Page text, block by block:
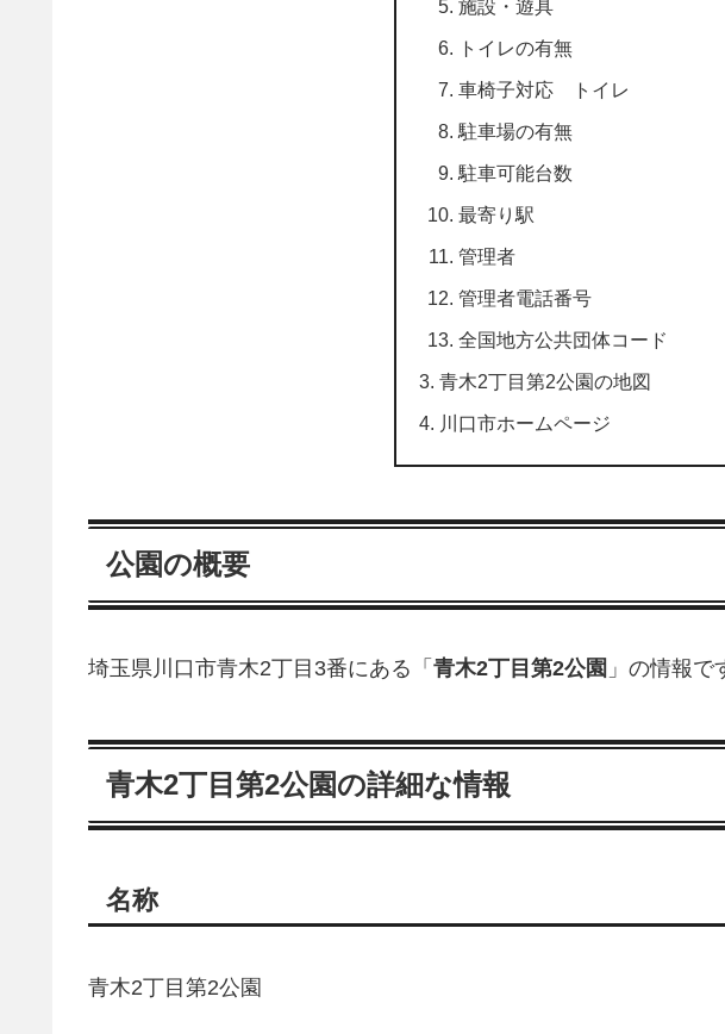
施設・遊具
トイレの有無
車椅子対応 トイレ
駐車場の有無
駐車可能台数
最寄り駅
管理者
管理者電話番号
全国地方公共団体コード
青木2丁目第2公園の地図
川口市ホームページ
公園の概要
埼玉県川口市青木2丁目3番にある「 青木2丁目第2公園 」の情報で
青木2丁目第2公園の詳細な情報
名称
青木2丁目第2公園